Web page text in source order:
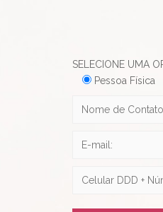
SELECIONE UMA
Pessoa Física